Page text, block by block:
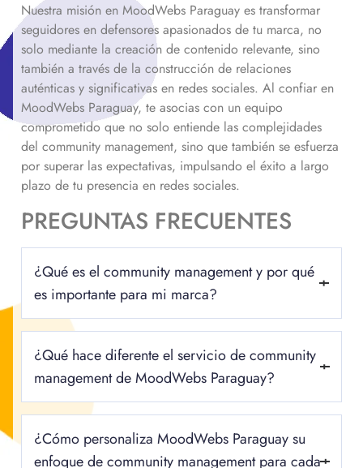
Nuestra misión en MoodWebs Paraguay es transformar
seguidores en defensores apasionados de tu marca, no
solo mediante la creación de contenido relevante, sino
también a través de la construcción de relaciones
auténticas y significativas en redes sociales. Al confiar en
MoodWebs Paraguay, te asocias con un equipo
comprometido que no solo entiende las complejidades
del community management, sino que también se esfuerza
por superar las expectativas, impulsando el éxito a largo
plazo de tu presencia en redes sociales.
PREGUNTAS FRECUENTES
¿Qué es el community management y por qué
es importante para mi marca?
El community management es la gestión estratégica de las
comunidades en línea de una marca en redes sociales. El
community management es crucial para tu marca porque te
permite construir relaciones auténticas con tu audiencia,
fomentar la lealtad de los seguidores y aumentar el
y el éxito de tu negocio en el entorno digital actual.
¿Qué hace diferente el servicio de community
management de MoodWebs Paraguay?
Lo que nos distingue el community management de
MoodWebs Paraguay es nuestro enfoque holístico y
personalizado. En MoodWebs Paraguay, no nos limitamos a
¿Cómo personaliza MoodWebs Paraguay su
enfoque de community management para cada